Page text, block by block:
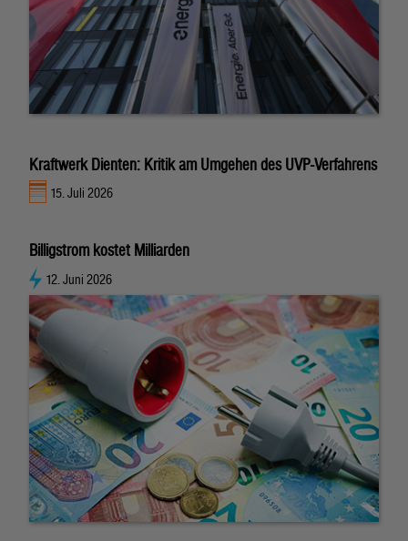
Kraftwerk Dienten: Kritik am Umgehen des UVP-Verfahrens
15. Juli 2026
Billigstrom kostet Milliarden
12. Juni 2026